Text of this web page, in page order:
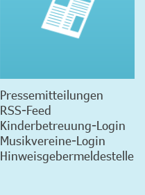
Pressemitteilungen
RSS-Feed
Kinderbetreuung-Login
Musikvereine-Login
Hinweisgebermeldestelle